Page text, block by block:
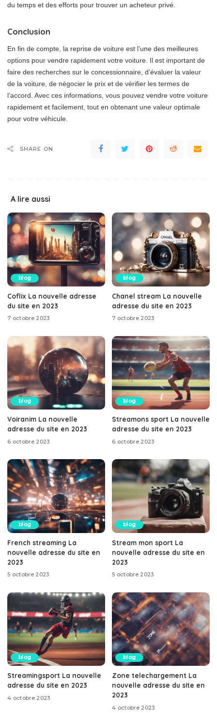
du temps et des efforts pour trouver un acheteur privé.
Conclusion
En fin de compte, la reprise de voiture est l’une des meilleures
options pour vendre rapidement votre voiture. Il est important de
faire des recherches sur le concessionnaire, d’évaluer la valeur
de la voiture, de négocier le prix et de vérifier les termes de
l’accord. Avec ces informations, vous pouvez vendre votre voiture
rapidement et facilement, tout en obtenant une valeur optimale
pour votre véhicule.
SHARE ON
A lire aussi
blog
Coflix La nouvelle adresse
du site en 2023
7 octobre 2023
blog
Chanel stream La nouvelle
adresse du site en 2023
7 octobre 2023
blog
Voiranim La nouvelle
adresse du site en 2023
6 octobre 2023
blog
Streamons sport La nouvelle
adresse du site en 2023
6 octobre 2023
blog
French streaming La
nouvelle adresse du site en
2023
5 octobre 2023
blog
Stream mon sport La
nouvelle adresse du site en
2023
5 octobre 2023
blog
Streamingsport La nouvelle
adresse du site en 2023
4 octobre 2023
blog
Zone telechargement La
nouvelle adresse du site en
2023
4 octobre 2023